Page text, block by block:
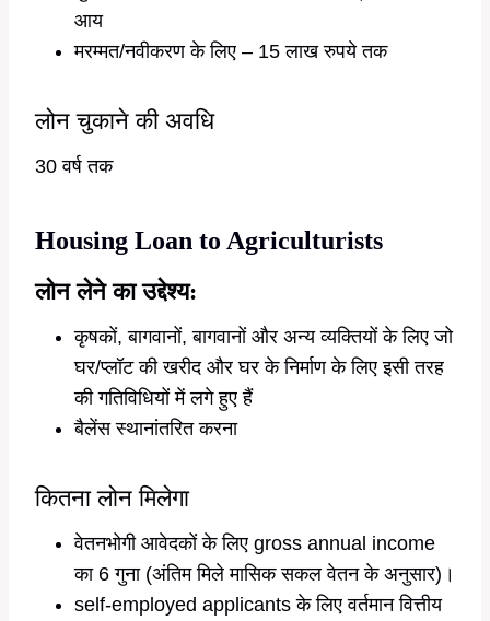
आय
मरम्मत/नवीकरण के लिए – 15 लाख रुपये तक
लोन चुकाने की अवधि
30 वर्ष तक
Housing Loan to Agriculturists
लोन लेने का उद्देश्य:
कृषकों, बागवानों, बागवानों और अन्य व्यक्तियों के लिए जो
घर/प्लॉट की खरीद और घर के निर्माण के लिए इसी तरह
की गतिविधियों में लगे हुए हैं
बैलेंस स्थानांतरित करना
कितना लोन मिलेगा
वेतनभोगी आवेदकों के लिए gross annual income
का 6 गुना (अंतिम मिले मासिक सकल वेतन के अनुसार)।
self-employed applicants के लिए वर्तमान वित्तीय